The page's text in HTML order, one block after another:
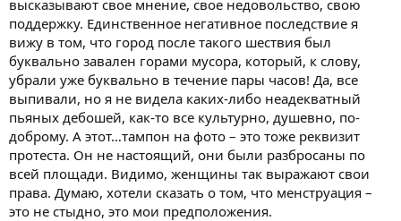
высказывают свое мнение, свое недовольство, свою
поддержку. Единственное негативное последствие я
вижу в том, что город после такого шествия был
буквально завален горами мусора, который, к слову,
убрали уже буквально в течение пары часов! Да, все
выпивали, но я не видела каких-либо неадекватный
пьяных дебошей, как-то все культурно, душевно, по-
доброму. А этот…тампон на фото – это тоже реквизит
протеста. Он не настоящий, они были разбросаны по
всей площади. Видимо, женщины так выражают свои
права. Думаю, хотели сказать о том, что менструация –
это не стыдно, это мои предположения.